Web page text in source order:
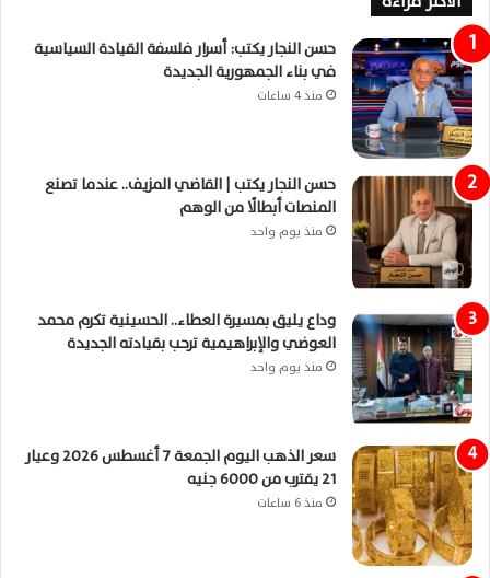
حسن النجار يكتب: أسرار فلسفة القيادة السياسية
في بناء الجمهورية الجديدة
منذ 4 ساعات
حسن النجار يكتب | القاضي المزيف.. عندما تصنع
المنصات أبطالًا من الوهم
منذ يوم واحد
وداع يليق بمسيرة العطاء.. الحسينية تكرم محمد
العوضي والإبراهيمية ترحب بقيادته الجديدة
منذ يوم واحد
سعر الذهب اليوم الجمعة 7 أغسطس 2026 وعيار
21 يقترب من 6000 جنيه
منذ 6 ساعات